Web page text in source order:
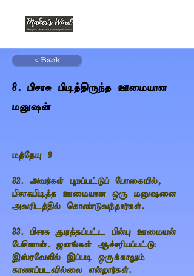
< Back
8. பிசாசு பிடித்திருந்த ஊமையான
மனுஷன்
மத்தேயு 9
32. அவர்கள் புறப்பட்டுப் போகையில்,
பிசாசுபிடித்த ஊமையான ஒரு மனுஷனை
அவரிடத்தில் கொண்டுவந்தார்கள்.
33. பிசாசு துரத்தப்பட்ட பின்பு ஊமையன்
பேசினான். ஜனங்கள் ஆச்சரியப்பட்டு:
இஸ்ரவேலில் இப்படி ஒருக்காலும்
காணப்படவில்லை என்றார்கள்.